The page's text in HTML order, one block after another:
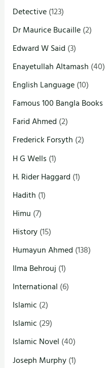
Detective(123)
Dr Maurice Bucaille(2)
Edward W Said (3)
Enayetullah Altamash (40)
English Language(10)
Famous 100 Bangla Books
Farid Ahmed (2)
Frederick Forsyth (2)
H G Wells (1)
H. Rider Haggard (1)
Hadith (1)
Himu (7)
History(15)
Humayun Ahmed (138)
Ilma Behrouj (1)
International (6)
Islamic (2)
Islamic (29)
Islamic Novel (40)
Joseph Murphy(1)